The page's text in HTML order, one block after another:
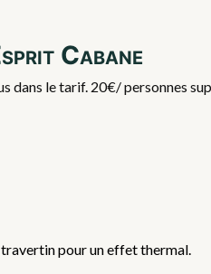
Cabane
dans le tarif. 20€/ personnes
travertin pour un effet thermal.